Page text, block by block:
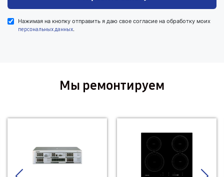
Нажимая на кнопку отправить я даю свое согласие на обработку моих
персональных данных.
Мы ремонтируем